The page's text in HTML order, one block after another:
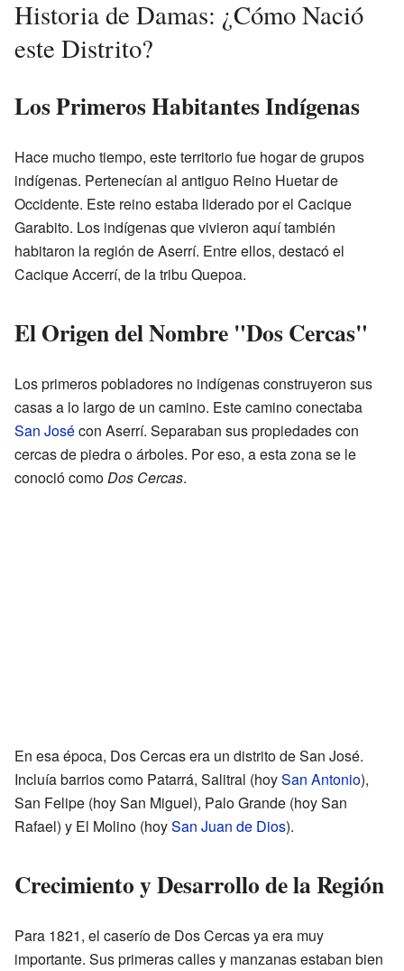
Historia de Damas: ¿Cómo Nació
este Distrito?
Los Primeros Habitantes Indígenas
Hace mucho tiempo, este territorio fue hogar de grupos
indígenas. Pertenecían al antiguo Reino Huetar de
Occidente. Este reino estaba liderado por el Cacique
Garabito. Los indígenas que vivieron aquí también
habitaron la región de Aserrí. Entre ellos, destacó el
Cacique Accerrí, de la tribu Quepoa.
El Origen del Nombre "Dos Cercas"
Los primeros pobladores no indígenas construyeron sus
casas a lo largo de un camino. Este camino conectaba
San Josécon Aserrí. Separaban sus propiedades con
cercas de piedra o árboles. Por eso, a esta zona se le
conoció comoDos Cercas.
En esa época, Dos Cercas era un distrito de San José.
Incluía barrios como Patarrá, Salitral (hoySan Antonio),
San Felipe (hoy San Miguel), Palo Grande (hoy San
Rafael) y El Molino (hoySan Juan de Dios).
Crecimiento y Desarrollo de la Región
Para 1821, el caserío de Dos Cercas ya era muy
importante. Sus primeras calles y manzanas estaban bien